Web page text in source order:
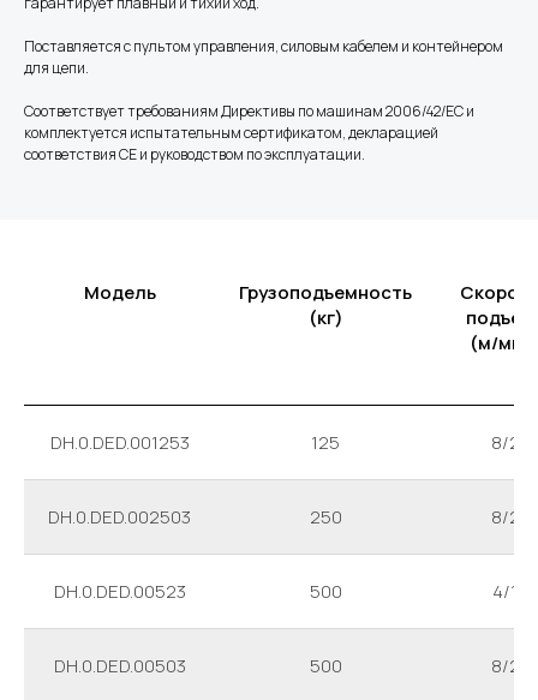
Поставляется с пультом управления, силовым кабелем и контейнером
для цепи.
Соответствует требованиям Директивы по машинам 2006/42/EC и
комплектуется испытательным сертификатом, декларацией
соответствия CE и руководством по эксплуатации.
Модель
Грузоподъемность
(кг)
(м/
DH.0.DED.001253 125 8/2
DH.0.DED.002503 250 8/2
DH.0.DED.00523 500 4/1
DH.0.DED.00503 500 8/2